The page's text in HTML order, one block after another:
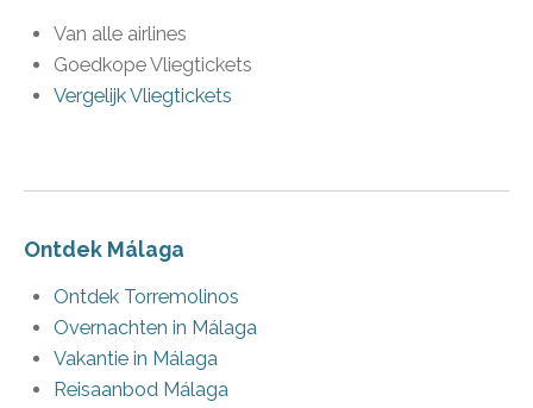
Van alle airlines
Goedkope Vliegtickets
Vergelijk Vliegtickets
Ontdek Málaga
Ontdek Torremolinos
Overnachten in Málaga
Vakantie in Málaga
Reisaanbod Málaga